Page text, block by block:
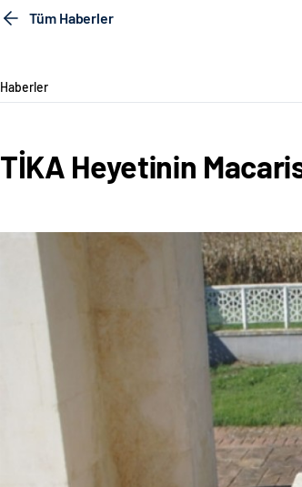
Tüm Haberler
Haberler
TİKA Heyetinin